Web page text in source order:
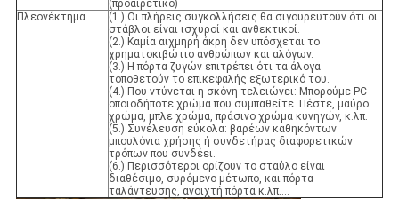
(προαιρετικό)
Πλεονέκτημα
(1.) Οι πλήρεις συγκολλήσεις θα σιγουρευτούν ότι οι
στάβλοι είναι ισχυροί και ανθεκτικοί.
(2.) Καμία αιχμηρή άκρη δεν υπόσχεται το
χρηματοκιβώτιο ανθρώπων και αλόγων.
(3.) Η πόρτα ζυγών επιτρέπει ότι τα άλογα
τοποθετούν το επικεφαλής εξωτερικό του.
(4.) Που ντύνεται η σκόνη τελειώνει: Μπορούμε PC
οποιοδήποτε χρώμα που συμπαθείτε. Πέστε, μαύρο
χρώμα, μπλε χρώμα, πράσινο χρώμα κυνηγών, κ.λπ.
(5.) Συνέλευση εύκολα: βαρέων καθηκόντων
μπουλόνια χρήσης ή συνδετήρας διαφορετικών
τρόπων που συνδέει.
(6.) Περισσότεροι ορίζουν το σταύλο είναι
διαθέσιμο, συρόμενο μέτωπο, και πόρτα
ταλάντευσης, ανοιχτή πόρτα κ.λπ….